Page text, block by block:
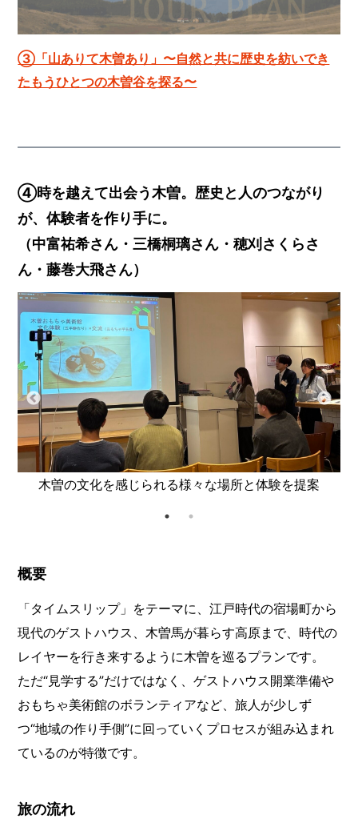
③「山ありて木曽あり」〜自然と共に歴史を紡いでき
たもうひとつの木曽谷を探る〜
④時を越えて出会う木曽。歴史と人のつながり
が、体験者を作り手に。
（中富祐希さん・三橋桐璃さん・穂刈さくらさ
ん・藤巻大飛さん）
木曽の文化を感じられる様々な場所と体験を提案
概要
「タイムスリップ」をテーマに、江戸時代の宿場町から
現代のゲストハウス、木曽馬が暮らす高原まで、時代の
レイヤーを行き来するように木曽を巡るプランです。
ただ“見学する”だけではなく、ゲストハウス開業準備や
おもちゃ美術館のボランティアなど、旅人が少しず
つ“地域の作り手側”に回っていくプロセスが組み込まれ
ているのが特徴です。
旅の流れ